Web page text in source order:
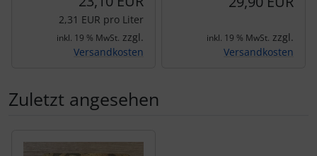
2,31 EUR pro Liter
inkl. 19 % MwSt. zzgl.
Versandkosten
inkl. 19 % MwSt. zzgl.
Versandkosten
Zuletzt angesehen